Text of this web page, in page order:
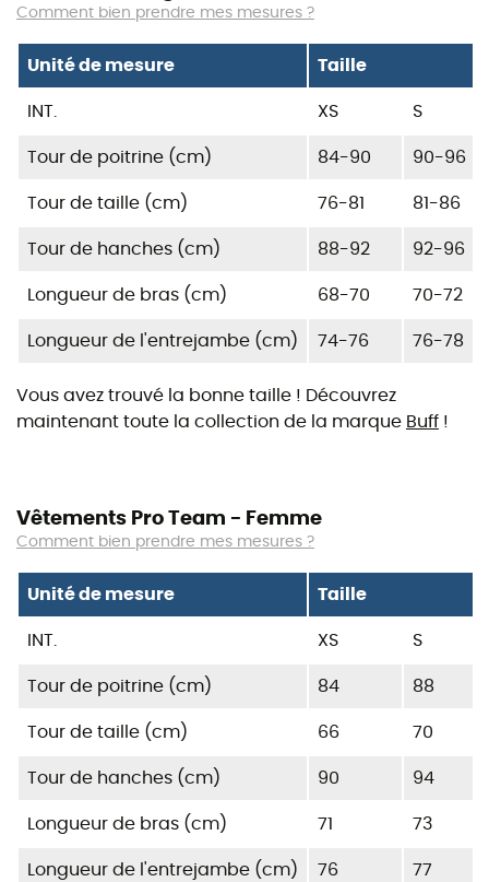
Comment bien prendre mes mesures ?
Unité de mesure Taille
INT. XS S
Tour de poitrine (cm) 84-90 90-96
Tour de taille (cm) 76-81 81-86
Tour de hanches (cm) 88-92 92-96
Longueur de bras (cm) 68-70 70-72
Longueur de l'entrejambe (cm) 74-76 76-78
Vous avez trouvé la bonne taille ! Découvrez
maintenant toute la collection de la marque Buff !
Vêtements Pro Team - Femme
Comment bien prendre mes mesures ?
Unité de mesure Taille
INT. XS S
Tour de poitrine (cm) 84 88
Tour de taille (cm) 66 70
Tour de hanches (cm) 90 94
Longueur de bras (cm) 71 73
Longueur de l'entrejambe (cm) 76 77